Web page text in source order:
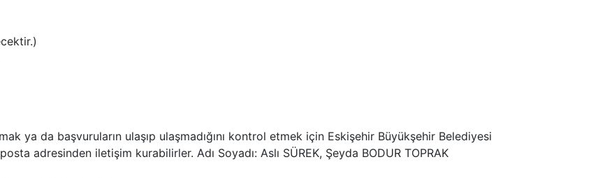
ya da başvuruların ulaşıp ulaşmadığını kontrol etmek için Eskişehir Büyükşehir Belediyesi
adresinden iletişim kurabilirler. Adı Soyadı: Aslı SÜREK, Şeyda BODUR TOPRAK